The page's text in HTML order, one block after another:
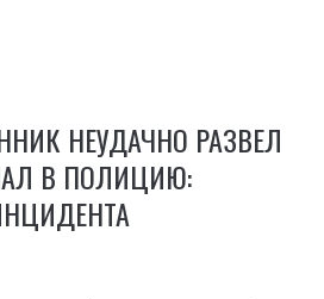
НЕУДАЧНО РАЗВЕЛ
В ПОЛИЦИЮ: